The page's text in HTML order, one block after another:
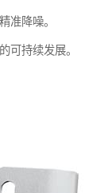
准降噪。
可持续发展。